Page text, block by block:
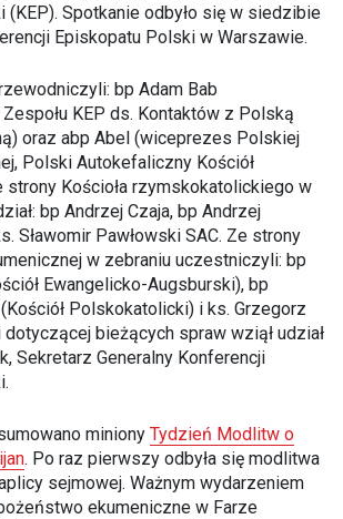
(KEP). Spotkanie odbyło się w siedzibie
Episkopatu Polski w Warszawie.
bp Adam Bab
KEP ds. Kontaktów z Polską
oraz abp Abel (wiceprezes Polskiej
Polski Autokefaliczny Kościół
strony Kościoła rzymskokatolickiego w
bp Andrzej Czaja, bp Andrzej
Sławomir Pawłowski SAC. Ze strony
w zebraniu uczestniczyli: bp
Ewangelicko-Augsburski), bp
Polskokatolicki) i ks. Grzegorz
dotyczącej bieżących spraw wziął udział
Sekretarz Generalny Konferencji
miniony Tydzień Modlitw o
. Po raz pierwszy odbyła się modlitwa
sejmowej. Ważnym wydarzeniem
ekumeniczne w Farze